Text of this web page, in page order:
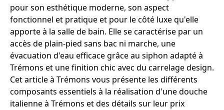
pour son esthétique moderne, son aspect
fonctionnel et pratique et pour le côté luxe qu'elle
apporte à la salle de bain. Elle se caractérise par un
accès de plain-pied sans bac ni marche, une
évacuation d'eau efficace grâce au siphon adapté à
Trémons et une finition chic avec du carrelage design.
Cet article à Trémons vous présente les différents
composants essentiels à la réalisation d'une douche
italienne à Trémons et des détails sur leur prix